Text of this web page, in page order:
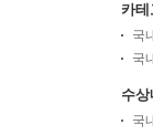
카테
국
국
수
국